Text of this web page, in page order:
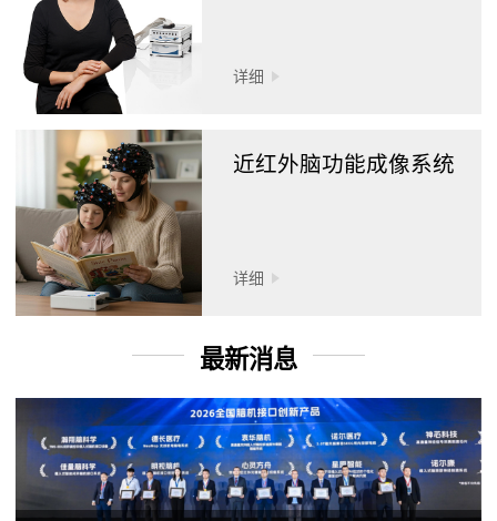
详细
近红外脑功能成像系统
详细
最新消息